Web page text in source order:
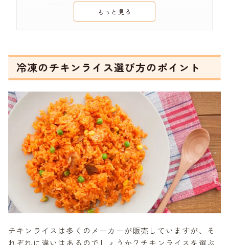
価格で選ぶ
冷凍のチキンライスの人気おすすめ15選！
03 テーブルマーク Wチーズのチキンライス
300g
04 テーブルマーク ごっつー使えるチキンラ
イス
05 トップバリュ チキンライス
06 ニチレイフーズ チキンライス
07 セブンプレミアム チキンライス 400g
08 ニッスイ 至福の味わいチキンライス
09 株式会社ファミリーネットワークシステム
ズ レンジでできる 淡路どりと淡路玉葱のチ
キンライス
10 ニチレイ レストランユース チキンライス
1kg
12 エム・シーシー食品 ライスロードチキンラ
もっと見る
冷凍のチキンライス選び方のポイント
チキンライスは多くのメーカーが販売していますが、そ
れぞれに違いはあるのでしょうか？チキンライスを選ぶ